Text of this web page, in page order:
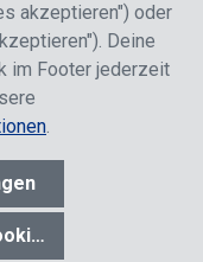
die je nach Login,
und inklusive
wenn nicht anders
akzeptieren") oder
Deine
im Footer jederzeit
.
akzeptieren